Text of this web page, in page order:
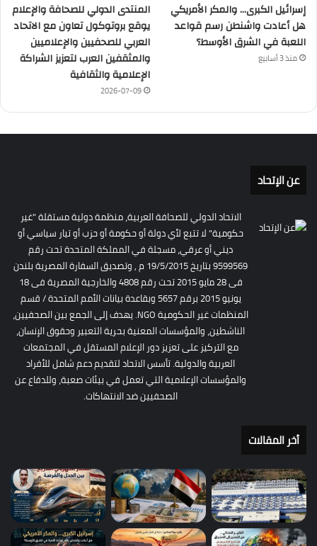
إسرائيل الكبرى… والمكر الأمريكي
هل أعادت واشنطن رسم قواعد
اللعبة في الشرق الأوسط؟
منذ 3 أسابيع
المنتدى الدولي للصحافة والإعلام
يوقع بروتوكول تعاون مع الاتحاد
العربي للصحفيين والإعلاميين
والمثقفين العرب لتعزيز الشراكة
الإعلامية والثقافية
2026-07-09
عن الإتحاد
الاتحاد الدولي للصحافة العربية، منظمة دولية مستقلة "غير
حكومية" لا تتبع لأي دولة أو حكومة أو حزب أو تيار سياسي أو
ديني أو عرقي، مسجلة في المملكة المتحدة تحت رقم
9599569 بتاريخ 19/5/2015 م , وتصديق السفارة المصرية بلندن
فى 28 مايو 2015 تحت رقم 4808 والخارجية المصرية فى 18
يونيو 2015 برقم 5657 وبقاعدة بيانات الأمم المتحدة / قسم
المنظمات غير الحكومية NGO. يهدف إلى الجمع بين الصحفيين،
الناشطين، والمؤسسات المعنية بحرية التعبير وحقوق الإنسان،
مع التركيز على تعزيز دور الإعلام المستقل في المجتمعات
العربية والدولية. تأسس الاتحاد لتقديم دعم شامل للأفراد
والمؤسسات الإعلامية التي تعمل في بيئات صعبة، وللدفاع عن
الصحفيين ضد الانتهاكات.
أخر المقالات